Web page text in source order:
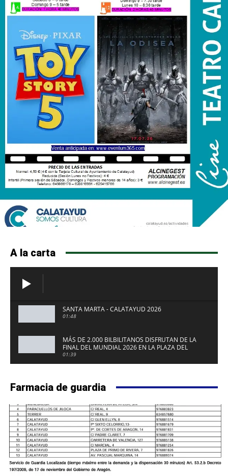
A la carta
SANTA MARTA - CALATAYUD 2026
01:48
MÁS DE 2.000 BILBILITANOS DISFRUTAN DE LA
FINAL DEL MUNDIAL 2026 EN LA PLAZA DEL
FUERTE DE CALATAYUD
01:39
Farmacia de guardia